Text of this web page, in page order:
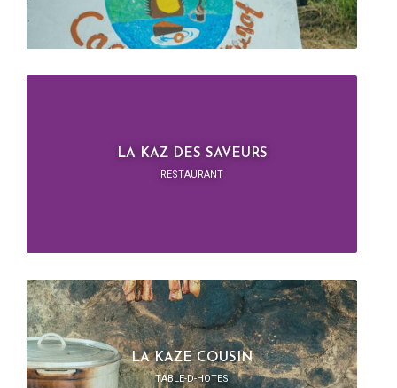
LA KAZ DES SAVEURS
RESTAURANT
LA KAZE COUSIN
TABLE-D-HOTES